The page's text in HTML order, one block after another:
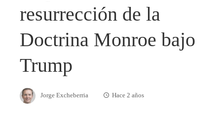
resurrección de la
Doctrina Monroe bajo
Trump
Jorge Excheberria Hace 2 años